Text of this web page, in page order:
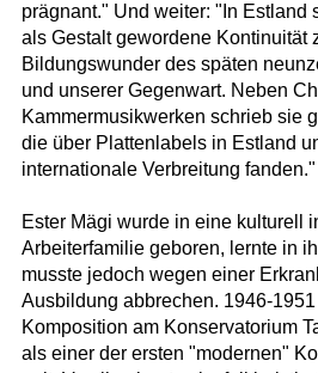
prägnant." Und weiter: "In Estland
als Gestalt gewordene Kontinuität
Bildungswunder des späten
und unserer Gegenwart. Neben
Kammermusikwerken schrieb sie
die über Plattenlabels in Estland
internationale Verbreitung fanden."
Ester Mägi wurde in eine kulturell
Arbeiterfamilie geboren, lernte in
musste jedoch wegen einer
Ausbildung abbrechen. 1946-
Komposition am Konservatorium
als einer der ersten "modernen"